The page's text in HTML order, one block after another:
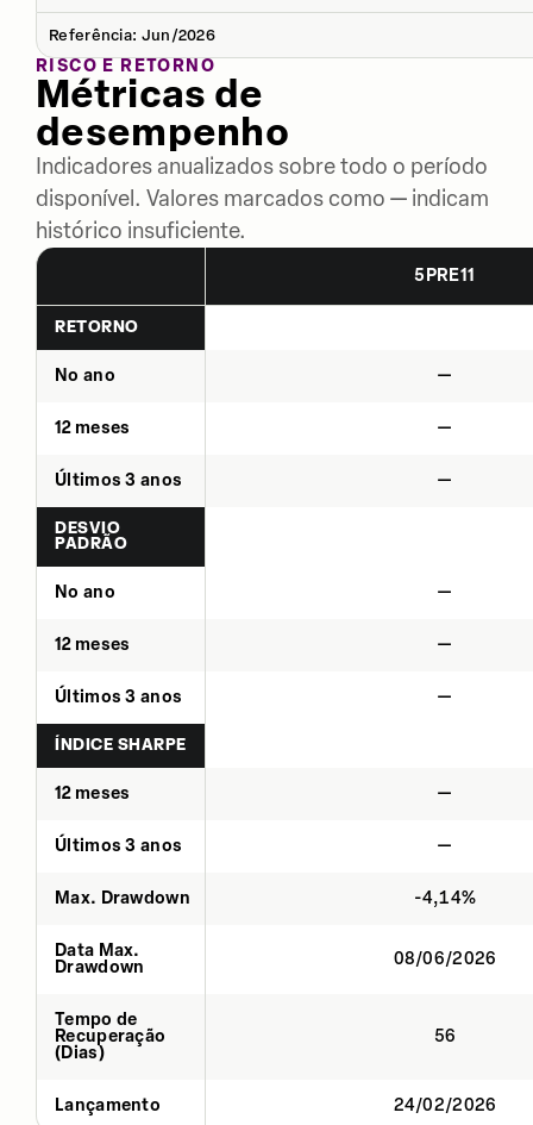
Referência: Jun/2026
RISCO E RETORNO
Métricas de
desempenho
Indicadores anualizados sobre todo o período
disponível. Valores marcados como — indicam
histórico insuficiente.
5PRE11
RETORNO
No ano —
12 meses —
Últimos 3 anos —
DESVIO
PADRÃO
No ano —
12 meses —
Últimos 3 anos —
ÍNDICE SHARPE
12 meses —
Últimos 3 anos —
Max. Drawdown -4,14%
Data Max.
Drawdown
08/06/2026
Tempo de
Recuperação
(Dias)
56
Lançamento 24/02/2026